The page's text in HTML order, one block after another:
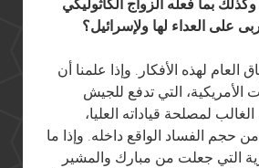
بما فعله الزواج الكاثوليكي
على العداء لها ولإسرائيل؟
لهذه الأفكار. وإذا علمنا أن
الأمريكية، التي تدفع للجيش
لمصلحة قياداته العليا،
حجم الفساد الواقع داخله. وإذا ما
التي جعلت من مبارك والمشير